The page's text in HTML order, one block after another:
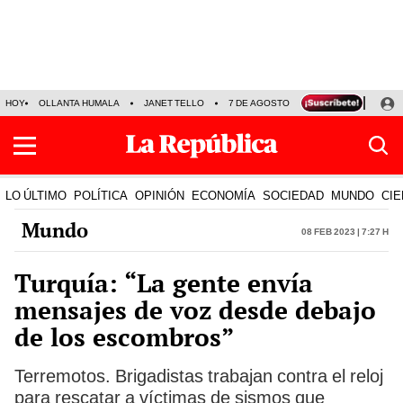
HOY OLLANTA HUMALA JANET TELLO 7 DE AGOSTO TINKA RESULTADOS
LO ÚLTIMO POLÍTICA OPINIÓN ECONOMÍA SOCIEDAD MUNDO
Mundo 08 Feb 2023 | 7:27 h
Turquía: “La gente envía
mensajes de voz desde debajo
de los escombros”
Terremotos. Brigadistas trabajan contra el reloj
para rescatar a víctimas de sismos que